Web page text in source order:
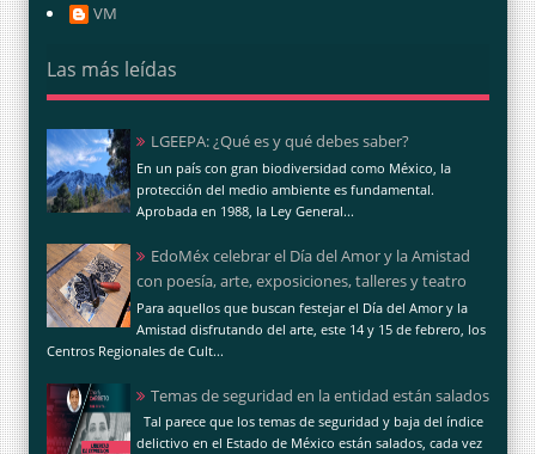
VM
Las más leídas
LGEEPA: ¿Qué es y qué debes saber?
En un país con gran biodiversidad como México, la
protección del medio ambiente es fundamental.
Aprobada en 1988, la Ley General...
EdoMéx celebrar el Día del Amor y la Amistad
con poesía, arte, exposiciones, talleres y teatro
Para aquellos que buscan festejar el Día del Amor y la
Amistad disfrutando del arte, este 14 y 15 de febrero, los
Centros Regionales de Cult...
Temas de seguridad en la entidad están salados
Tal parece que los temas de seguridad y baja del índice
delictivo en el Estado de México están salados, cada vez